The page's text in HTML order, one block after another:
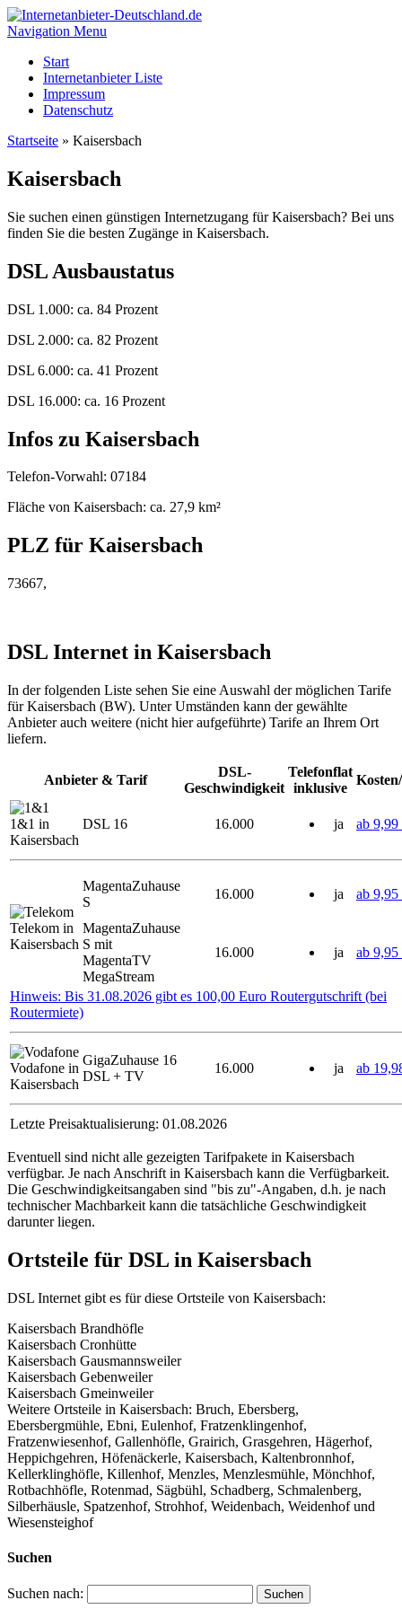
Navigation Menu
Start
Internetanbieter Liste
Impressum
Datenschutz
Startseite » Kaisersbach
Kaisersbach
Sie suchen einen günstigen Internetzugang für Kaisersbach? Bei uns
finden Sie die besten Zugänge in Kaisersbach.
DSL Ausbaustatus
DSL 1.000: ca. 84 Prozent
DSL 2.000: ca. 82 Prozent
DSL 6.000: ca. 41 Prozent
DSL 16.000: ca. 16 Prozent
Infos zu Kaisersbach
Telefon-Vorwahl: 07184
Fläche von Kaisersbach: ca. 27,9 km²
PLZ für Kaisersbach
73667,
DSL Internet in Kaisersbach
In der folgenden Liste sehen Sie eine Auswahl der möglichen Tarife
für Kaisersbach (BW). Unter Umständen kann der gewählte
Anbieter auch weitere (nicht hier aufgeführte) Tarife an Ihrem Ort
liefern.
Anbieter & Tarif
DSL-
Geschwindigkeit
Telefonflat
inklusive
1&1 in
Kaisersbach
DSL 16 16.000 ja ab 9,99
Telekom in
Kaisersbach
MagentaZuhause
S
16.000 ja ab 9,95
MagentaZuhause
S mit
MagentaTV
MegaStream
16.000 ja ab 9,95
Hinweis: Bis 31.08.2026 gibt es 100,00 Euro Routergutschrift (bei
Routermiete)
Vodafone in
Kaisersbach
GigaZuhause 16
DSL + TV
16.000 ja ab
Letzte Preisaktualisierung: 01.08.2026
Eventuell sind nicht alle gezeigten Tarifpakete in Kaisersbach
verfügbar. Je nach Anschrift in Kaisersbach kann die Verfügbarkeit.
Die Geschwindigkeitsangaben sind "bis zu"-Angaben, d.h. je nach
technischer Machbarkeit kann die tatsächliche Geschwindigkeit
darunter liegen.
Ortsteile für DSL in Kaisersbach
DSL Internet gibt es für diese Ortsteile von Kaisersbach:
Kaisersbach Brandhöfle
Kaisersbach Cronhütte
Kaisersbach Gausmannsweiler
Kaisersbach Gebenweiler
Kaisersbach Gmeinweiler
Weitere Ortsteile in Kaisersbach: Bruch, Ebersberg,
Ebersbergmühle, Ebni, Eulenhof, Fratzenklingenhof,
Fratzenwiesenhof, Gallenhöfle, Grairich, Grasgehren, Hägerhof,
Heppichgehren, Höfenäckerle, Kaisersbach, Kaltenbronnhof,
Kellerklinghöfle, Killenhof, Menzles, Menzlesmühle, Mönchhof,
Rotbachhöfle, Rotenmad, Sägbühl, Schadberg, Schmalenberg,
Silberhäusle, Spatzenhof, Strohhof, Weidenbach, Weidenhof und
Wiesensteighof
Suchen
Suchen nach: